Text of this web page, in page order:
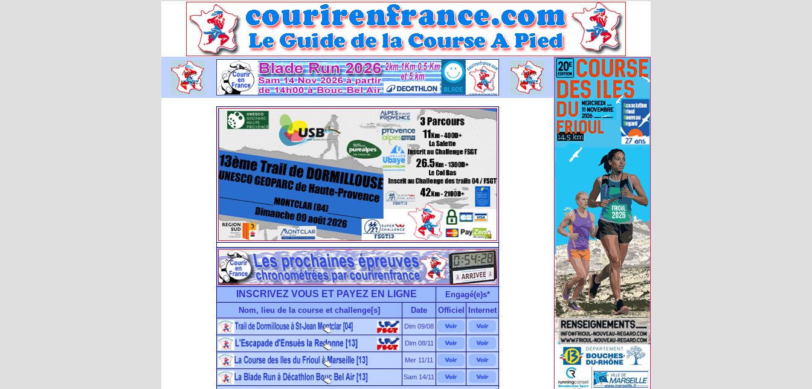
INSCRIVEZ VOUS ET PAYEZ EN LIGNE
Engagé(e)s*
Nom, lieu de la course et challenge[s]
Date Officiel Internet
Dim 09/08
Dim 08/11
Mer 11/11
Sam 14/11